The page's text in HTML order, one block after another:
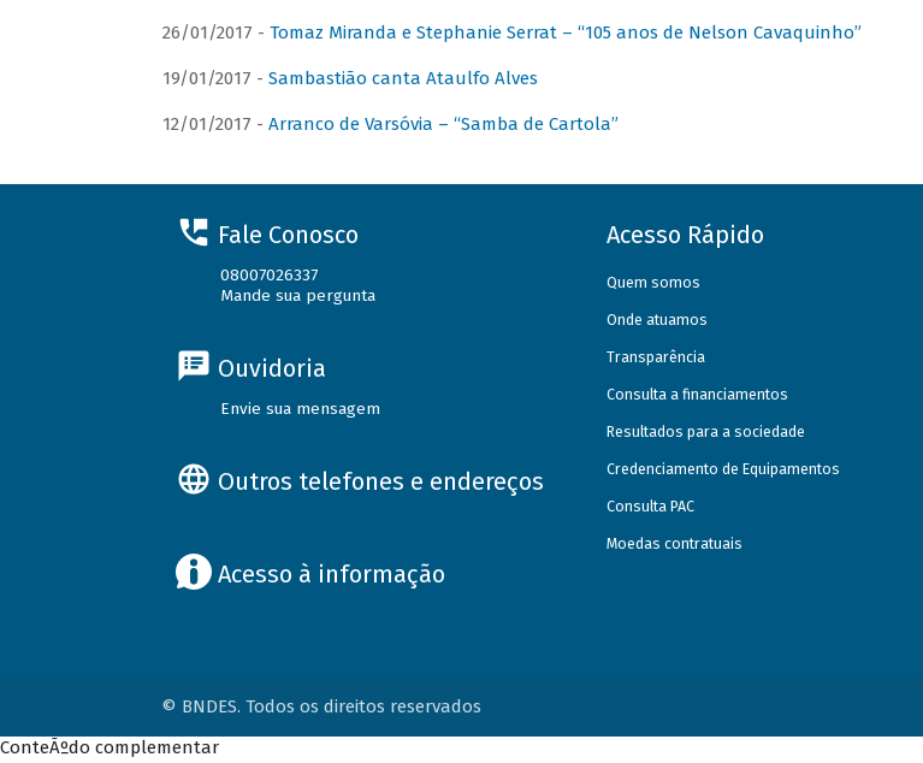
26/01/2017 - Tomaz Miranda e Stephanie Serrat – “105 anos de Nelson Cavaquinho”
19/01/2017 - Sambastião canta Ataulfo Alves
12/01/2017 - Arranco de Varsóvia – “Samba de Cartola”
Fale Conosco
08007026337
Mande sua pergunta
Ouvidoria
Envie sua mensagem
Outros telefones e endereços
Acesso à informação
Acesso Rápido
Quem somos
Onde atuamos
Transparência
Consulta a financiamentos
Resultados para a sociedade
Credenciamento de Equipamentos
Consulta PAC
Moedas contratuais
© BNDES. Todos os direitos reservados
ConteÃºdo complementar